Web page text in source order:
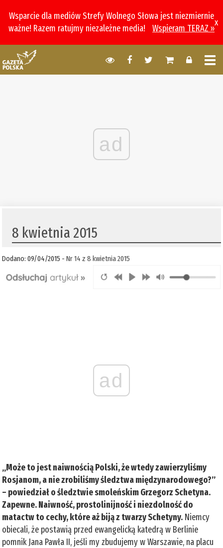
Wsparcie dla mediów Strefy Wolnego Słowa jest niezmiernie
ważne! Razem ratujmy niezależne media!
Wspieram TERAZ »
x
ad
8 kwietnia 2015
Dodano: 09/04/2015 -Nr 14 z 8 kwietnia 2015
ad
„Może to jest naiwnością Polski, że wtedy zawierzyliśmy
Rosjanom, a nie zrobiliśmy śledztwa międzynarodowego?”
– powiedział o śledztwie smoleńskim Grzegorz Schetyna.
Zapewne. Naiwność, prostolinijność i niezdolność do
matactw to cechy, które aż biją z twarzy Schetyny. Niemcy
obiecali, że postawią przed ewangelicką katedrą w Berlinie
pomnik Jana Pawła II, jeśli my zbudujemy w Warszawie, na placu